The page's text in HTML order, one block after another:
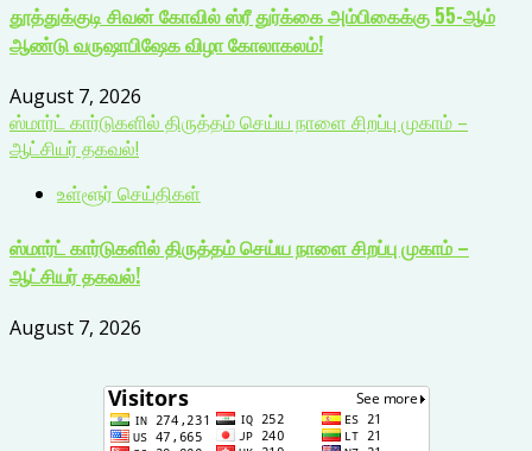
தூத்துக்குடி சிவன் கோவில் ஸ்ரீ துர்க்கை அம்பிகைக்கு 55-ஆம்
ஆண்டு வருஷாபிஷேக விழா கோலாகலம்!
August 7, 2026
ஸ்மார்ட் கார்டுகளில் திருத்தம் செய்ய நாளை சிறப்பு முகாம் –
ஆட்சியர் தகவல்!
உள்ளூர் செய்திகள்
ஸ்மார்ட் கார்டுகளில் திருத்தம் செய்ய நாளை சிறப்பு முகாம் –
ஆட்சியர் தகவல்!
August 7, 2026